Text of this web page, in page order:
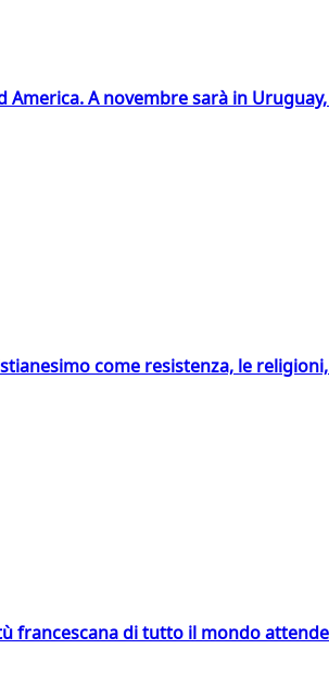
America. A novembre sarà in
come resistenza, le
francescana di tutto il mondo